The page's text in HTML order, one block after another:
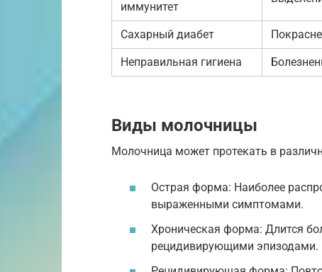
иммунитет
Сахарный диабет
Неправильная гигиена
Виды молочницы
Молочница может протекать в
Острая форма: Наиболее
выраженными симптомами.
Хроническая форма: Длится
рецидивирующими эпизодами.